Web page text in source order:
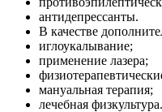
антидепрессанты.
В качестве
иглоукалывание;
применение лазера;
мануальная терапия;
лечебная физкультура.